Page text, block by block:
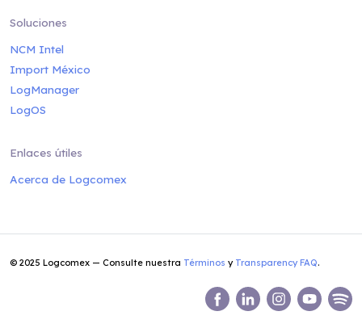
Soluciones
NCM Intel
Import México
LogManager
LogOS
Enlaces útiles
Acerca de Logcomex
© 2025 Logcomex — Consulte nuestra Términos y Transparency FAQ.